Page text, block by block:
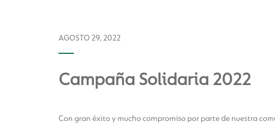
AGOSTO 29, 2022
Campaña Solidaria 2022
Con gran éxito y mucho compromiso por parte de nuestra